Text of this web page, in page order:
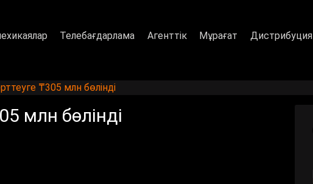
Телебағдарлама Агенттік Мұрағат Дистрибуция
₸305 млн бөлінді
млн бөлінді